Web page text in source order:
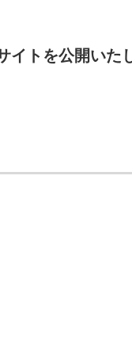
トを公開いた